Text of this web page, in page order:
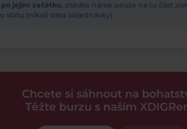
jejím začátku, získáte nárok pouze na tu část
slotu (nikoli data objednávky).
Chcete si sáhnout na
Těžte burzu s naším